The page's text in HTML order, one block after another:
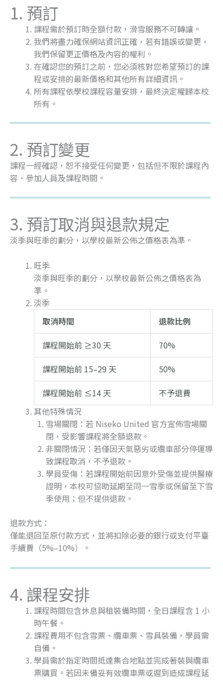
1. 預訂
課程需於預訂時全額付款，滑雪服務不可轉讓。
我們將盡力確保網站資訊正確，若有錯誤或變更，
我們保留更正價格及內容的權利。
在確認您的預訂之前，您必須核對您希望預訂的課
程或安排的最新價格和其他所有詳細資訊。
所有課程依學校課程容量安排，最終決定權歸本校
所有。
2. 預訂變更
課程一經確認，恕不接受任何變更，包括但不限於課程內
容、參加人員及課程時間。
3. 預訂取消與退款規定
淡季與旺季的劃分，以學校最新公佈之價格表為準。
旺季
淡季與旺季的劃分，以學校最新公佈之價格表為
準。
淡季
取消時間
退款比例
課程開始前 ≥30 天
70%
課程開始前 15–29 天
50%
課程開始前 ≤14 天
不予退費
其他特殊情況
雪場關閉：若 Niseko United 官方宣佈雪場關
閉，受影響課程將全額退款。
非關閉情況：若僅因天氣惡劣或纜車部分停運導
致課程取消，不予退款。
學員受傷：若課程開始前因意外受傷並提供醫療
證明，本校可協助延期至同一雪季或保留至下雪
季使用；但不提供退款。
退款方式：
僅能退回至原付款方式，並將扣除必要的銀行或支付平臺
手續費（5%–10%）。
4. 課程安排
課程時間包含休息與租裝備時間，全日課程含 1 小
時午餐。
課程費用不包含雪票、纜車票、雪具裝備，學員需
自備。
學員需於指定時間抵達集合地點並完成著裝與纜車
票購買。若因未備妥有效纜車票或遲到造成課程延